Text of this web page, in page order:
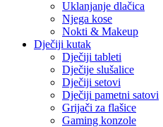
Uklanjanje dlačica
Njega kose
Nokti & Makeup
Dječiji kutak
Dječiji tableti
Dječije slušalice
Dječiji setovi
Dječiji pametni satovi
Grijači za flašice
Gaming konzole